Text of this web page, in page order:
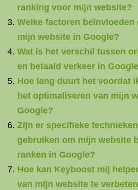
ranking voor mijn website?
Welke factoren beïnvloeden
mijn website in Google?
Wat is het verschil tussen
en betaald verkeer in
Hoe lang duurt het voordat
het optimaliseren van mijn
Google?
Zijn er specifieke
gebruiken om mijn website
ranken in Google?
Hoe kan Keyboost mij
van mijn website te